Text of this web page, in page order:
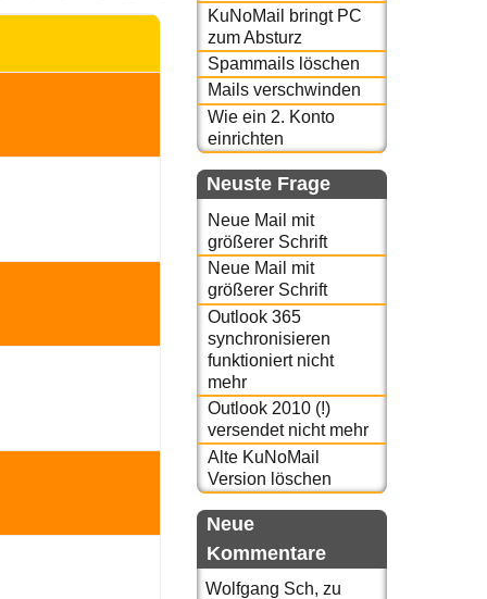
KuNoMail bringt PC
zum Absturz
Spammails löschen
Mails verschwinden
Wie ein 2. Konto
einrichten
Neuste Frage
Neue Mail mit
größerer Schrift
Neue Mail mit
größerer Schrift
Outlook 365
synchronisieren
funktioniert nicht
mehr
Outlook 2010 (!)
versendet nicht mehr
Alte KuNoMail
Version löschen
Neue
Kommentare
Wolfgang Sch, zu